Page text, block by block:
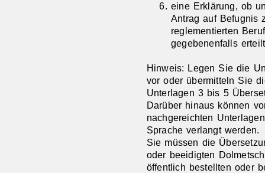
eine Erklärung, ob
Antrag auf Befugnis
reglementierten
gegebenenfalls
Hinweis: Legen Sie die
vor oder übermitteln Sie
Unterlagen 3 bis 5
Darüber hinaus können
nachgereichten
Sprache verlangt werden.
Sie müssen die
oder beeidigten
öffentlich bestellten oder